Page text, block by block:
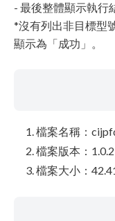
- 最後整體顯示執行
*沒有列出非目標型
顯示為「成功」。
檔案名稱：
檔案版本：1.0.2
檔案大小：